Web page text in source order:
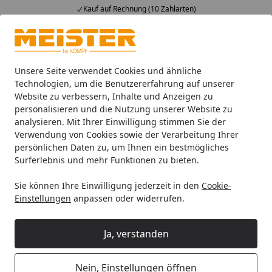
Unsere Seite verwendet Cookies und ähnliche
Technologien, um die Benutzererfahrung auf unserer
Website zu verbessern, Inhalte und Anzeigen zu
personalisieren und die Nutzung unserer Website zu
analysieren. Mit Ihrer Einwilligung stimmen Sie der
Verwendung von Cookies sowie der Verarbeitung Ihrer
persönlichen Daten zu, um Ihnen ein bestmögliches
Surferlebnis und mehr Funktionen zu bieten.
Sie können Ihre Einwilligung jederzeit in den Cookie-
Einstellungen anpassen oder widerrufen.
Ja, verstanden
Nein, Einstellungen öffnen
Kauf auf Rechnung (10 Zahlarten)
Alle Produkte
Mein Konto
Suchen
Startseite
HANDMUSTER MEISTER Parkettboden MeisterParkett.
HANDMUSTER MEISTER
Parkettboden MeisterParkett.
longlife PC 200 9038 Eiche lebhaft
greige gebürstet ultramattlackiert